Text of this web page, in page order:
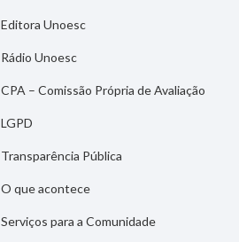
Editora Unoesc
Rádio Unoesc
CPA – Comissão Própria de Avaliação
LGPD
Transparência Pública
O que acontece
Serviços para a Comunidade